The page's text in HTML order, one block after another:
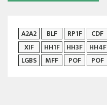
A2A2 BLF RP1F CDF
XIF
HH1F HH3F HH4F
LGBS
MFF POF POF